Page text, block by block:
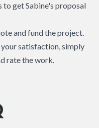
to get Sabine's proposal
and fund the project.
satisfaction, simply
rate the work.